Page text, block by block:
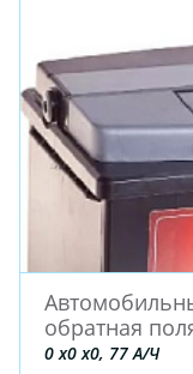
обратная
0 x0 x0, 77 А/Ч